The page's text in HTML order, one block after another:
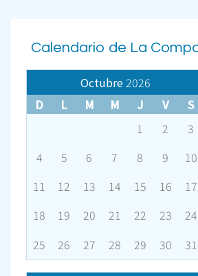
Calendario de La
Octubre2026
D
L M M J V
S
1
2
3
4
5 6 7 8 9
10
11
12 13 14 15 16
17
18
19 20 21 22 23
24
25
26 27 28 29 30 31